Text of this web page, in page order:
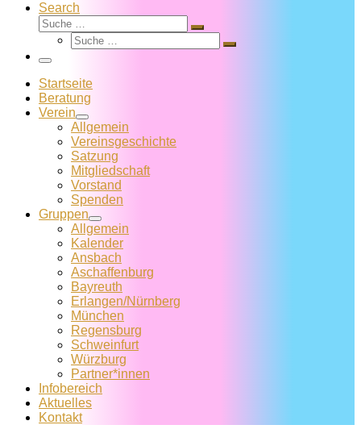
Search
Suche
Suche
Suche
Suche
Menü
Startseite
Beratung
Verein
Allgemein
Vereins­geschichte
Satzung
Mitglied­schaft
Vorstand
Spenden
Gruppen
Allgemein
Kalender
Ansbach
Aschaffenburg
Bayreuth
Erlangen/Nürnberg
München
Regensburg
Schweinfurt
Würzburg
Partner*innen
Infobereich
Aktuelles
Kontakt